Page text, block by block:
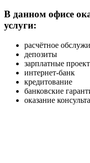
В данном офисе
услуги:
расчётное
депозиты
зарплатные
интернет-банк
кредитование
банковские
оказание